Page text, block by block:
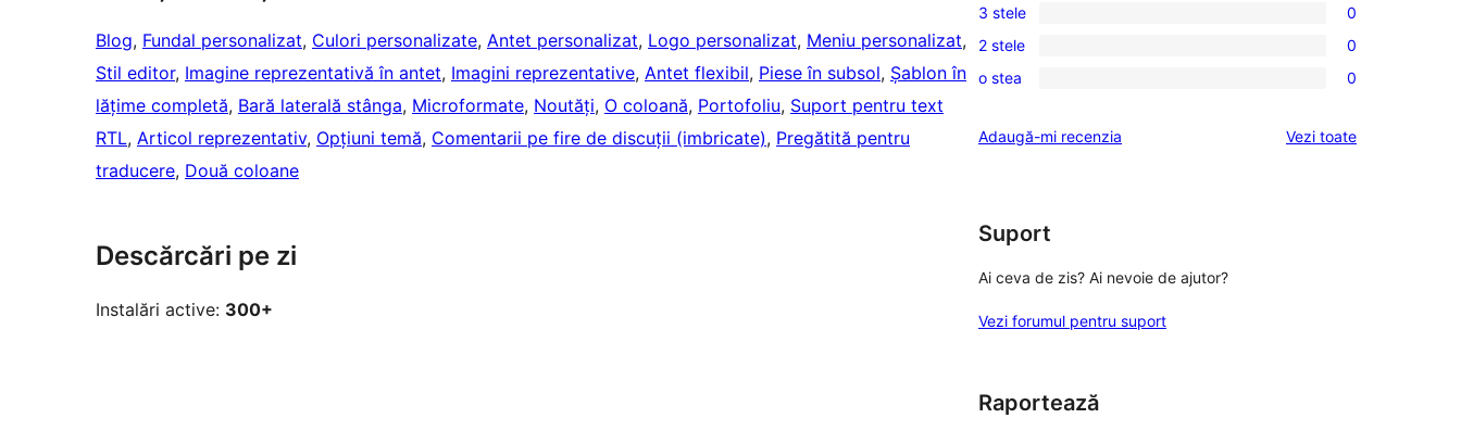
Blog, Fundal personalizat, Culori personalizate, Antet personalizat, Logo personalizat, Meniu personalizat
Stil editor, Imagine reprezentativă în antet, Imagini reprezentative, Antet flexibil, Piese în subsol, Șablon în
lățime completă, Bară laterală stânga, Microformate, Noutăți, O coloană, Portofoliu, Suport pentru text
RTL, Articol reprezentativ, Opțiuni temă, Comentarii pe fire de discuții (imbricate), Pregătită pentru
traducere, Două coloane
Descărcări pe zi
Instalări active: 300+
–
recenzii
(stele)
4
–
recenzii
0
3
–
(stele)
3 stele 0
0
2
recenzii
2 stele 0
0
–
o stea 0
Adaugă-mi recenzia Vezi toaterecenziile
Suport
Ai ceva de zis? Ai nevoie de ajutor?
Vezi forumul pentru suport
Raportează